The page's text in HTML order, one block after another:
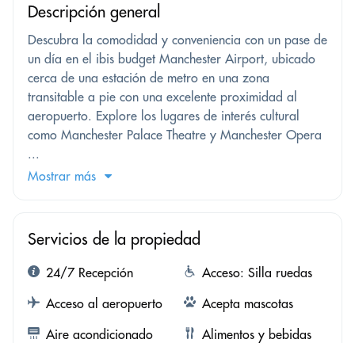
Descripción general
Descubra la comodidad y conveniencia con un pase de
un día en el ibis budget Manchester Airport, ubicado
cerca de una estación de metro en una zona
transitable a pie con una excelente proximidad al
aeropuerto. Explore los lugares de interés cultural
como Manchester Palace Theatre y Manchester Opera
...
Mostrar más
Servicios de la propiedad
24/7 Recepción
Acceso: Silla ruedas
Acceso al aeropuerto
Acepta mascotas
Aire acondicionado
Alimentos y bebidas